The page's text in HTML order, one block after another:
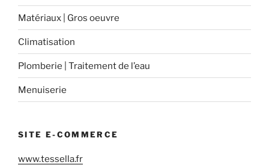
Matériaux | Gros oeuvre
Climatisation
Plomberie | Traitement de l’eau
Menuiserie
SITE E-COMMERCE
www.tessella.fr